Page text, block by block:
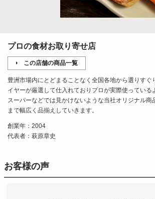
プロの食材お取り寄せ店
この店舗の商品一覧
豊洲市場内にとどまることなく全国各地から選りすぐ
イヤーが厳選して仕入れておりプロが実際使っている
スーパーなどでは見かけないような当社オリジナル商
まで幅広く品揃えしていきます。
創業年：2004
代表者：萩原章史
お客様の声